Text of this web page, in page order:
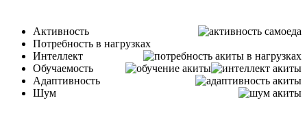
Активность
Потребность в нагрузках
Интеллект
Обучаемость
Адаптивность
Шум